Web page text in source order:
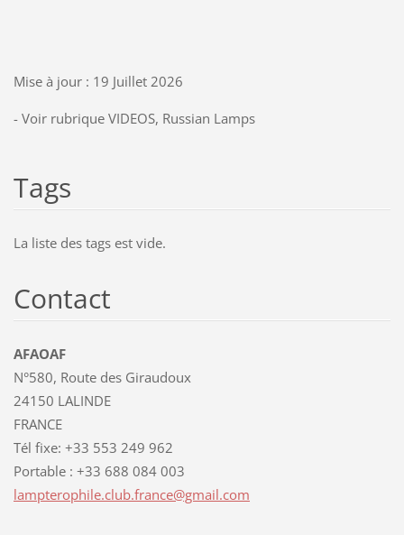
Mise à jour : 19 Juillet 2026
- Voir rubrique VIDEOS, Russian Lamps
Tags
La liste des tags est vide.
Contact
AFAOAF
N°580, Route des Giraudoux
24150 LALINDE
FRANCE
Tél fixe: +33 553 249 962
Portable : +33 688 084 003
lampterophile.club.france@gmail.com